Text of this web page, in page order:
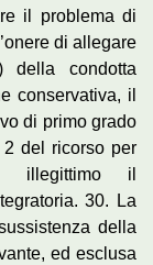
il problema di
di allegare
della condotta
conservativa, il
di primo grado
del ricorso per
illegittimo il
30. La
della
ed esclusa